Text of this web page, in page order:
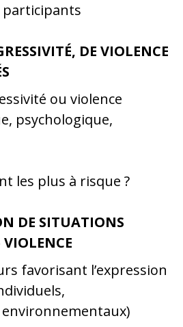
DE VIOLENCE
ou violence
psychologique,
les plus à risque ?
DE SITUATIONS
VIOLENCE
favorisant l’expression